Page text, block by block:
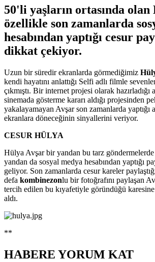
50'li yaşların ortasında olan
özellikle son zamanlarda
hesabından yaptığı cesur
dikkat çekiyor.
Uzun bir süredir ekranlarda görmediğimiz
kendi hayatını anlattığı Selfi adlı filmle
çıkmıştı. Bir internet projesi olarak hazırladığı
sinemada gösterme kararı aldığı projesinden
yakalayamayan Avşar son zamanlarda yaptığı
ekranlara döneceğinin sinyallerini veriyor.
CESUR HÜLYA
Hülya Avşar bir yandan bu tarz
yandan da sosyal medya hesabından yaptığı
geliyor. Son zamanlarda cesur kareler
defa kombinezonlu bir fotoğrafını paylaşan
tercih edilen bu kıyafetiyle göründüğü
aldı.
**
HABERE YORUM KAT